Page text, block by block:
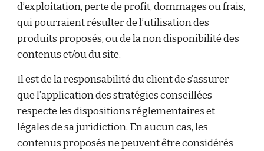
d’exploitation, perte de profit, dommages ou frais,
qui pourraient résulter de l’utilisation des
produits proposés, ou de la non disponibilité des
contenus et/ou du site.
Il est de la responsabilité du client de s’assurer
que l’application des stratégies conseillées
respecte les dispositions réglementaires et
légales de sa juridiction. En aucun cas, les
contenus proposés ne peuvent être considérés